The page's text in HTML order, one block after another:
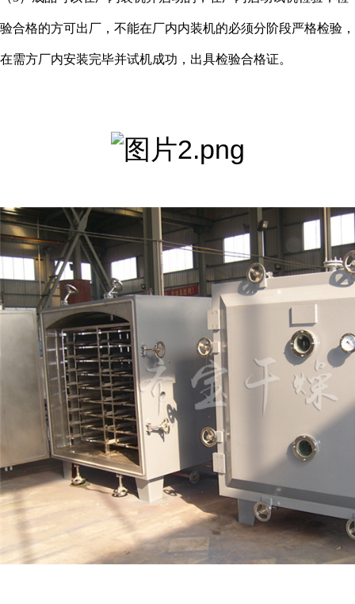
验合格的方可出厂，不能在厂内内装机的必须分阶段严格检验，
在需方厂内安装完毕并试机成功，出具检验合格证。